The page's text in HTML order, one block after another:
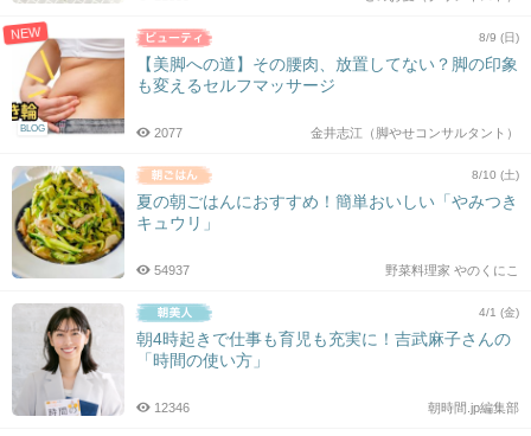
NEW
BLOG
8/9 (日)
【美脚への道】その腰肉、放置してない？脚の印象
も変えるセルフマッサージ
金井志江（脚やせコンサルタント）
2077
8/10 (土)
夏の朝ごはんにおすすめ！簡単おいしい「やみつき
キュウリ」
野菜料理家 やのくにこ
54937
4/1 (金)
朝4時起きで仕事も育児も充実に！吉武麻子さんの
「時間の使い方」
朝時間.jp編集部
12346